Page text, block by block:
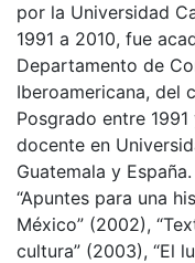
por la Universidad
1991 a 2010, fue
Departamento de
Iberoamericana, del
Posgrado entre
docente en
Guatemala y
“Apuntes para una
México” (2002),
cultura” (2003), “El